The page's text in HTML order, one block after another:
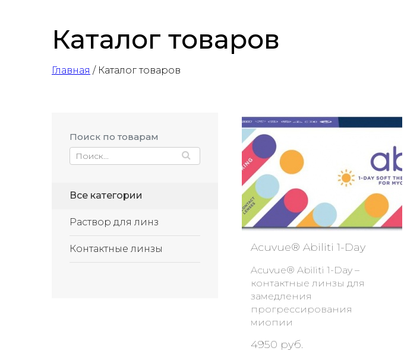
Каталог товаров
Главная / Каталог товаров
Поиск по товарам
Все категории
Раствор для линз
Контактные линзы Acuvue® Abiliti 1-Day
Acuvue® Abiliti 1-Day –
контактные линзы для
замедления
прогрессирования
миопии
4950 руб.